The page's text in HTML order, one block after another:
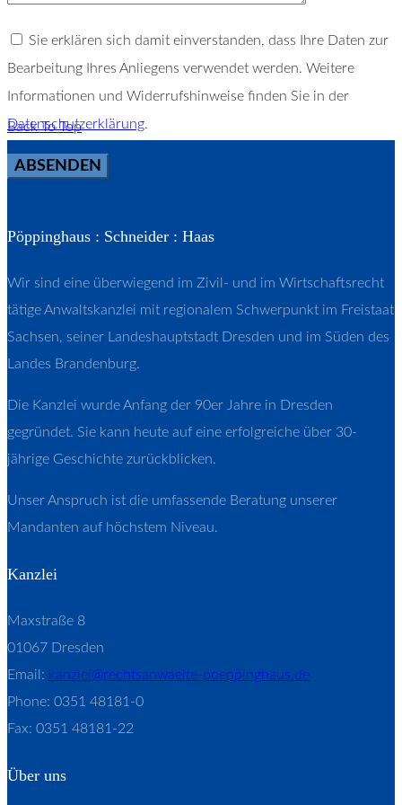
Sie erklären sich damit einverstanden, dass Ihre Daten zur
Bearbeitung Ihres Anliegens verwendet werden. Weitere
Informationen und Widerrufshinweise finden Sie in der
Datenschutzerklärung.
Back To Top
Pöppinghaus : Schneider : Haas
Wir sind eine überwiegend im Zivil- und im Wirtschaftsrecht
tätige Anwaltskanzlei mit regionalem Schwerpunkt im Freistaat
Sachsen, seiner Landeshauptstadt Dresden und im Süden des
Landes Brandenburg.
Die Kanzlei wurde Anfang der 90er Jahre in Dresden
gegründet. Sie kann heute auf eine erfolgreiche über 30-
jährige Geschichte zurückblicken.
Unser Anspruch ist die umfassende Beratung unserer
Mandanten auf höchstem Niveau.
Kanzlei
Maxstraße 8
01067 Dresden
Email: kanzlei@rechtsanwaelte-poeppinghaus.de
Phone: 0351 48181-0
Fax: 0351 48181-22
Über uns